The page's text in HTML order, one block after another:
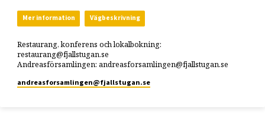
Mer information Vägbeskrivning
Restaurang, konferens och lokalbokning:
restaurang@fjallstugan.se
Andreasförsamlingen: andreasforsamlingen@fjallstugan.se
andreasforsamlingen​@fjallstugan.se